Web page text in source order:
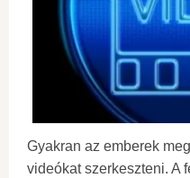
Gyakran az emberek
videókat szerkeszteni. A